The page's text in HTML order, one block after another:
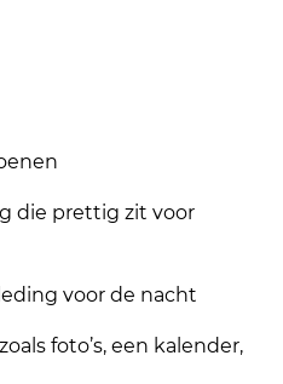
prettig zit voor
voor de nacht
foto’s, een kalender,